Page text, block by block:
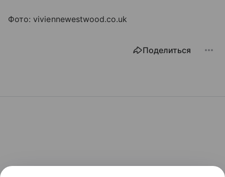
Фото: viviennewestwood.co.uk
Поделиться